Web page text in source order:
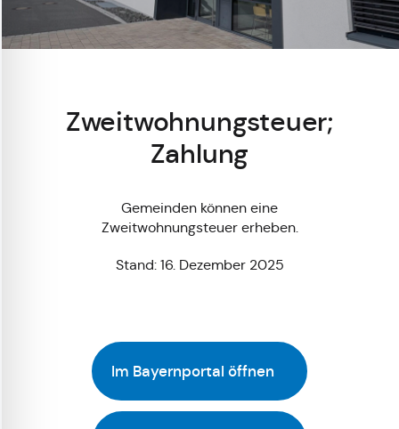
Zweitwohnungsteuer;
Zahlung
Gemeinden können eine
Zweitwohnungsteuer erheben.
Stand: 16. Dezember 2025
Im Bayernportal öffnen